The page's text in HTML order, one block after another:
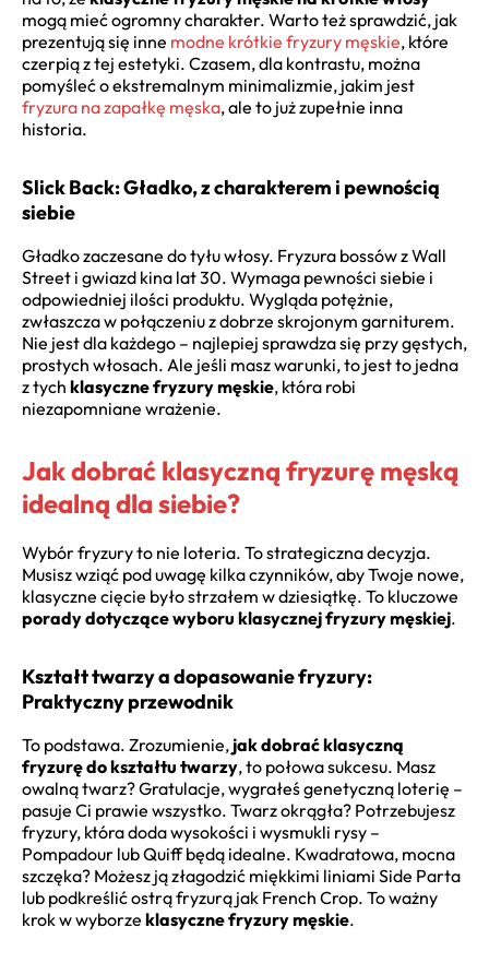
mogą mieć ogromny charakter. Warto też sprawdzić, jak
prezentują się inne modne krótkie fryzury męskie, które
czerpią z tej estetyki. Czasem, dla kontrastu, można
pomyśleć o ekstremalnym minimalizmie, jakim jest
fryzura na zapałkę męska, ale to już zupełnie inna
historia.
Slick Back: Gładko, z charakterem i pewnością
siebie
Gładko zaczesane do tyłu włosy. Fryzura bossów z Wall
Street i gwiazd kina lat 30. Wymaga pewności siebie i
odpowiedniej ilości produktu. Wygląda potężnie,
zwłaszcza w połączeniu z dobrze skrojonym garniturem.
Nie jest dla każdego – najlepiej sprawdza się przy gęstych,
prostych włosach. Ale jeśli masz warunki, to jest to jedna
z tych klasyczne fryzury męskie, która robi
niezapomniane wrażenie.
Jak dobrać klasyczną fryzurę męską
idealną dla siebie?
Wybór fryzury to nie loteria. To strategiczna decyzja.
Musisz wziąć pod uwagę kilka czynników, aby Twoje nowe,
klasyczne cięcie było strzałem w dziesiątkę. To kluczowe
porady dotyczące wyboru klasycznej fryzury męskiej.
Kształt twarzy a dopasowanie fryzury:
Praktyczny przewodnik
To podstawa. Zrozumienie, jak dobrać klasyczną
fryzurę do kształtu twarzy, to połowa sukcesu. Masz
owalną twarz? Gratulacje, wygrałeś genetyczną loterię –
pasuje Ci prawie wszystko. Twarz okrągła? Potrzebujesz
fryzury, która doda wysokości i wysmukli rysy –
Pompadour lub Quiff będą idealne. Kwadratowa, mocna
szczęka? Możesz ją złagodzić miękkimi liniami Side Parta
lub podkreślić ostrą fryzurą jak French Crop. To ważny
krok w wyborze klasyczne fryzury męskie.